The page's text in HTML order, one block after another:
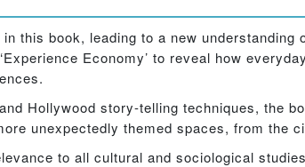
this book, leading to a new understanding
Economy’ to reveal how
Hollywood story-telling techniques, the
unexpectedly themed spaces, from the
to all cultural and sociological